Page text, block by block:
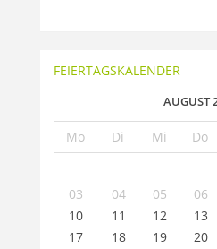
FEIERTAGSKALENDER
AUGUST
Mo Di Mi Do
03
04 05 06
10
11 12 13
17
18 19 20